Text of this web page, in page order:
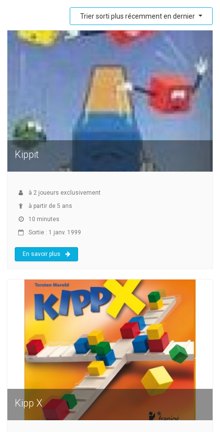
Trier sorti plus récemment en dernier
Kippit
à 2 joueurs exclusivement
à partir de 5 ans
10 minutes
Sortie : 1 janv. 1999
En savoir plus
Kipp X